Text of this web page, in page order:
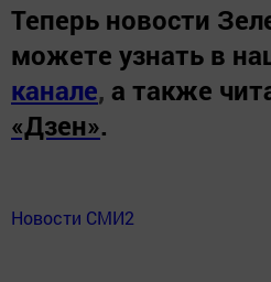
Теперь новости
можете узнать в
канале, а также
«Дзен».
Новости СМИ2